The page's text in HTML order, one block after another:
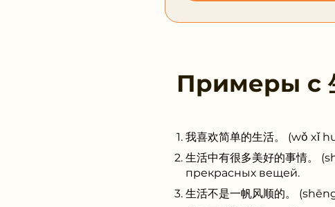
Примеры с
我喜欢简单的生活。 (wǒ
生活中有很多美好的事情
прекрасных вещей.
生活不是一帆风顺的。